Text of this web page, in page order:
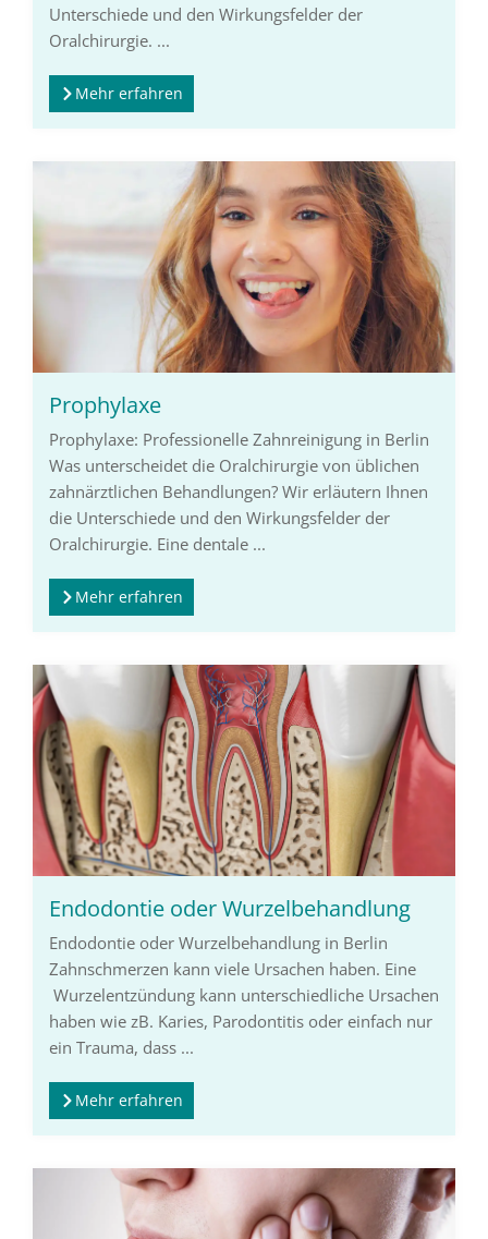
Unterschiede und den Wirkungsfelder der
Oralchirurgie. ...
Mehr erfahren
Prophylaxe
Prophylaxe: Professionelle Zahnreinigung in Berlin
Was unterscheidet die Oralchirurgie von üblichen
zahnärztlichen Behandlungen? Wir erläutern Ihnen
die Unterschiede und den Wirkungsfelder der
Oralchirurgie. Eine dentale ...
Mehr erfahren
Endodontie oder Wurzelbehandlung
Endodontie oder Wurzelbehandlung in Berlin
Zahnschmerzen kann viele Ursachen haben. Eine
Wurzelentzündung kann unterschiedliche Ursachen
haben wie zB. Karies, Parodontitis oder einfach nur
ein Trauma, dass ...
Mehr erfahren